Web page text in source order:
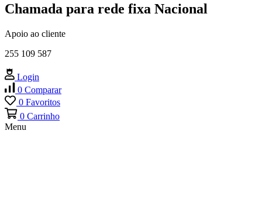
Chamada para rede fixa Nacional
Apoio ao cliente
255 109 587
Login
0 Comparar
0 Favoritos
0 Carrinho
Menu